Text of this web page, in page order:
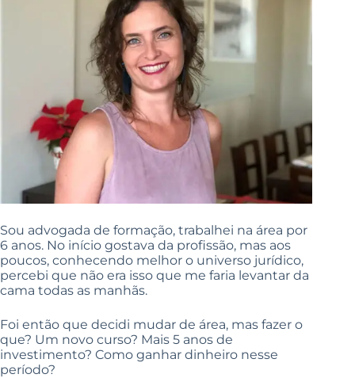
Sou advogada de formação, trabalhei na área por
6 anos. No início gostava da profissão, mas aos
poucos, conhecendo melhor o universo jurídico,
percebi que não era isso que me faria levantar da
cama todas as manhãs.
Foi então que decidi mudar de área, mas fazer o
que? Um novo curso? Mais 5 anos de
investimento? Como ganhar dinheiro nesse
período?